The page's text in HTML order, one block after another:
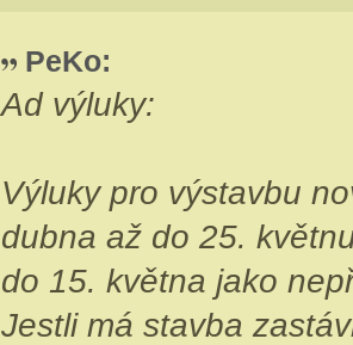
PeKo:
Ad výluky:
Výluky pro výstavbu
dubna až do 25.
do 15. května jako
Jestli má stavba